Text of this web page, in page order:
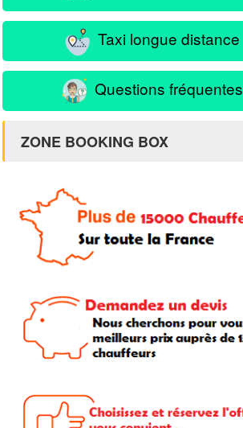
Taxi longue distance
Questions fréquentes
ZONE BOOKING BOX